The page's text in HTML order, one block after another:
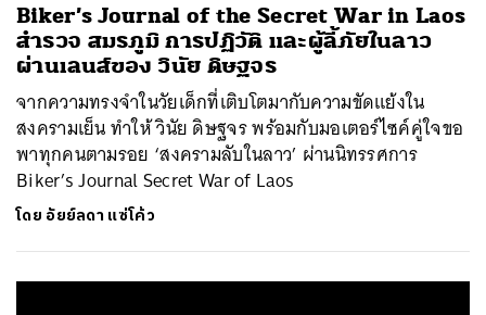
Biker’s Journal of the Secret War in Laos
สำรวจ สมรภูมิ การปฏิวัติ และผู้ลี้ภัยในลาว
ผ่านเลนส์ของ วินัย ดิษฐจร
จากความทรงจำในวัยเด็กที่เติบโตมากับความขัดแย้งใน
สงครามเย็น ทำให้ วินัย ดิษฐจร พร้อมกับมอเตอร์ไซค์คู่ใจขอ
พาทุกคนตามรอย ‘สงครามลับในลาว’ ผ่านนิทรรศการ
Biker’s Journal Secret War of Laos
โดย อัยย์ลดา แซ่โค้ว